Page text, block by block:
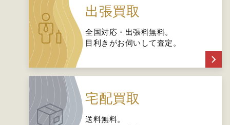
出張買取
全国対応・出張料無料。
目利きがお伺いして査定。
宅配買取
送料無料。